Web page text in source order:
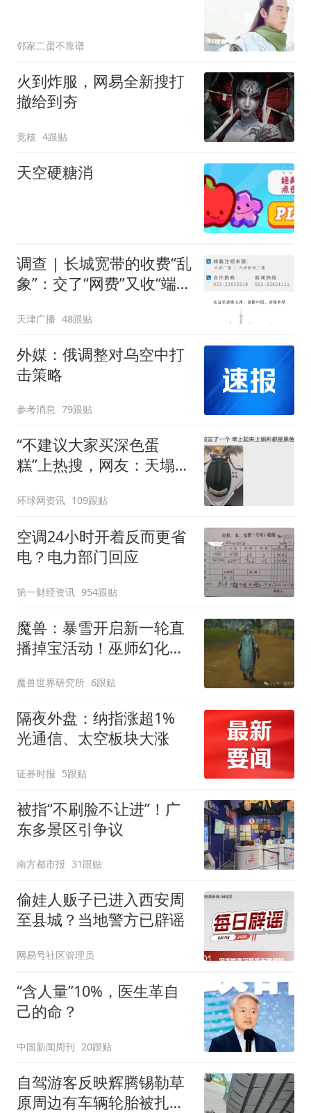
邻家二蛋不靠谱
火到炸服，网易全新搜打
撤给到夯
竞核 4跟贴
天空硬糖消
调查 | 长城宽带的收费“乱
象”：交了“网费”又收“端口
可延长到2037年
天津广播 48跟贴
外媒：俄调整对乌空中打
击策略
参考消息 79跟贴
“不建议大家买深色蛋
糕”上热搜，网友：天塌
环球网资讯 109跟贴
空调24小时开着反而更省
电？电力部门回应
第一财经资讯 954跟贴
魔兽：暴雪开启新一轮直
播掉宝活动！巫师幻化套
魔兽世界研究所 6跟贴
隔夜外盘：纳指涨超1%
光通信、太空板块大涨
证券时报 5跟贴
被指“不刷脸不让进”！广
东多景区引争议
南方都市报 31跟贴
偷娃人贩子已进入西安周
至县城？当地警方已辟谣
网易号社区管理员
“含人量”10%，医生革自
己的命？
中国新闻周刊 20跟贴
自驾游客反映辉腾锡勒草
原周边有车辆轮胎被扎，